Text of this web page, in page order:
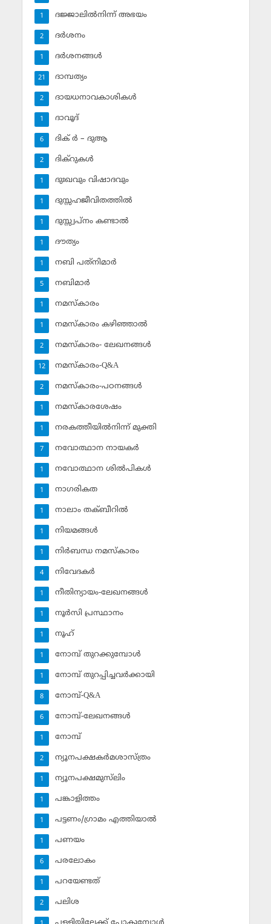
ദജ്ജാലില്‍നിന്ന് അഭയം
1
ദര്‍ശനം
2
ദര്‍ശനങ്ങള്‍
1
ദാമ്പത്യം
21
ദായധനാവകാശികള്‍
2
ദാവൂദ്‌
1
ദിക് ര്‍ – ദുആ
6
ദിക്‌റുകള്‍
2
ദുഃഖവും വിഷാദവും
1
ദുസ്സഹജീവിതത്തില്‍
1
ദുസ്സ്വപ്‌നം കണ്ടാല്‍
1
ദൗത്യം
1
നബി പത്‌നിമാര്‍
1
നബിമാര്‍
5
നമസ്‌കാരം
1
നമസ്‌കാരം കഴിഞ്ഞാല്‍
1
നമസ്‌കാരം- ലേഖനങ്ങള്‍
2
നമസ്‌കാരം-Q&A
12
നമസ്‌കാരം-പഠനങ്ങള്‍
2
നമസ്‌കാരശേഷം
1
നരകത്തീയില്‍നിന്ന് മുക്തി
1
നവോത്ഥാന നായകര്‍
7
നവോത്ഥാന ശില്‍പികള്‍
1
നാഗരികത
1
നാലാം തക്ബീറില്‍
1
നിയമങ്ങള്‍
1
നിര്‍ബന്ധ നമസ്‌കാരം
1
നിവേദകര്‍
4
നീതിന്യായം-ലേഖനങ്ങള്‍
1
നൂര്‍സി പ്രസ്ഥാനം
1
നൂഹ്‌
1
നോമ്പ് തുറക്കുമ്പോള്‍
1
നോമ്പ് തുറപ്പിച്ചവര്‍ക്കായി
1
നോമ്പ്-Q&A
8
നോമ്പ്-ലേഖനങ്ങള്‍
6
നോമ്പ്‌
1
ന്യൂനപക്ഷകര്‍മശാസ്ത്രം
2
ന്യൂനപക്ഷമുസ്‌ലിം
1
പങ്കാളിത്തം
1
പട്ടണം/ഗ്രാമം എത്തിയാല്‍
1
പണയം
1
പരലോകം
6
പറയേണ്ടത്
1
പലിശ
2